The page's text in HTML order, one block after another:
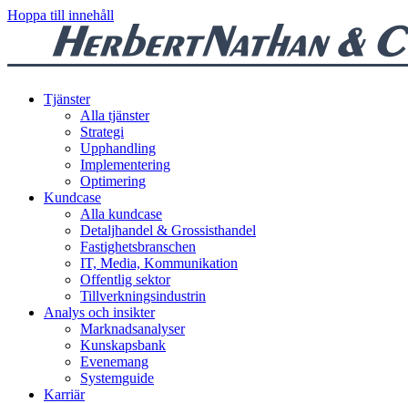
Hoppa till innehåll
Tjänster
Alla tjänster
Strategi
Upphandling
Implementering
Optimering
Kundcase
Alla kundcase
Detaljhandel & Grossisthandel
Fastighetsbranschen
IT, Media, Kommunikation
Offentlig sektor
Tillverkningsindustrin
Analys och insikter
Marknadsanalyser
Kunskapsbank
Evenemang
Systemguide
Karriär